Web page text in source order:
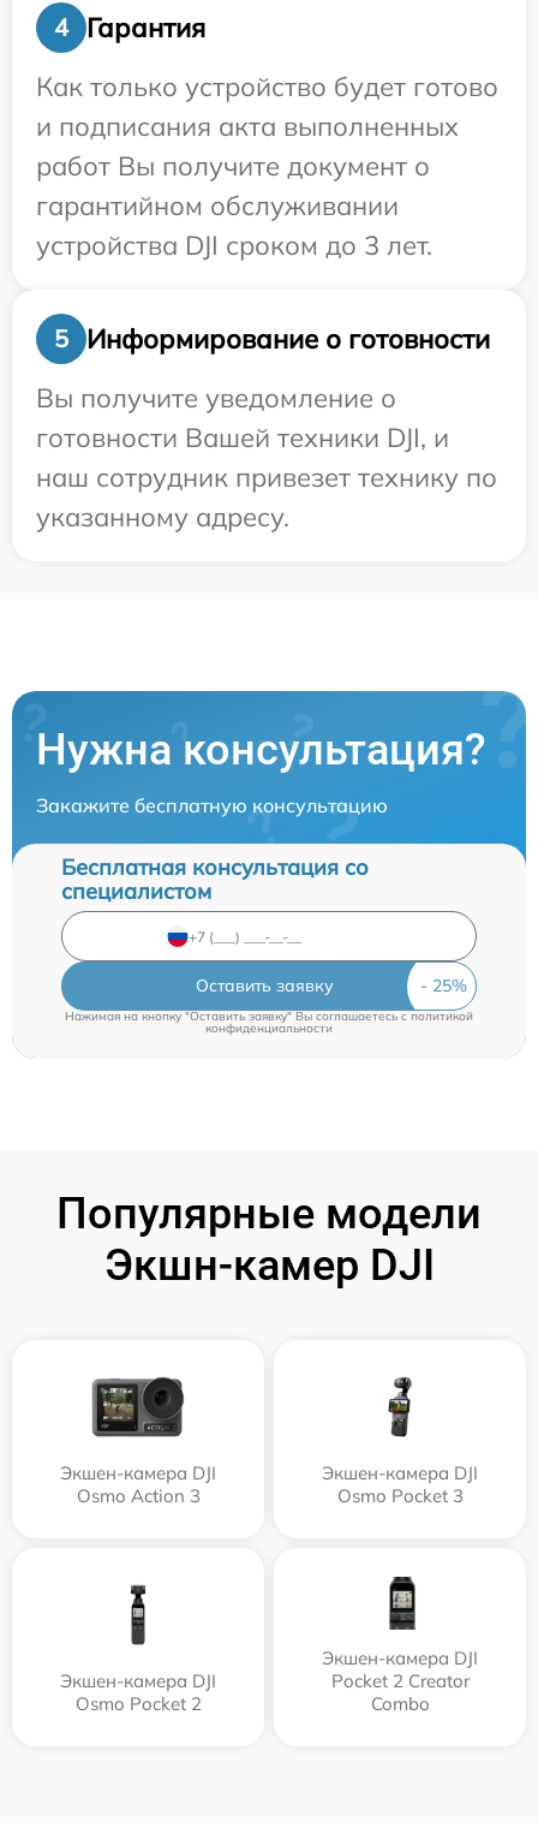
4
Гарантия
Как только устройство будет готово
и подписания акта выполненных
работ Вы получите документ о
гарантийном обслуживании
устройства DJI сроком до 3 лет.
5
Информирование о готовности
Вы получите уведомление о
готовности Вашей техники DJI, и
наш сотрудник привезет технику по
указанному адресу.
Нужна консультация?
Закажите бесплатную консультацию
Бесплатная консультация со
специалистом
Оставить заявку
Нажимая на кнопку "Оставить заявку" Вы соглашаетесь cполитикой
конфиденциальности
Популярные модели
Экшн-камер DJI
Экшен-камера DJI
Osmo Action 3
Экшен-камера DJI
Osmo Pocket 3
Экшен-камера DJI
Osmo Pocket 2
Экшен-камера DJI
Pocket 2 Creator
Combo